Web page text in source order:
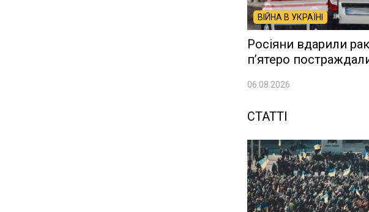
ВІЙНА В УКРАЇНІ
Росіяни вдарили
п’ятеро
06.08.2026
СТАТТІ